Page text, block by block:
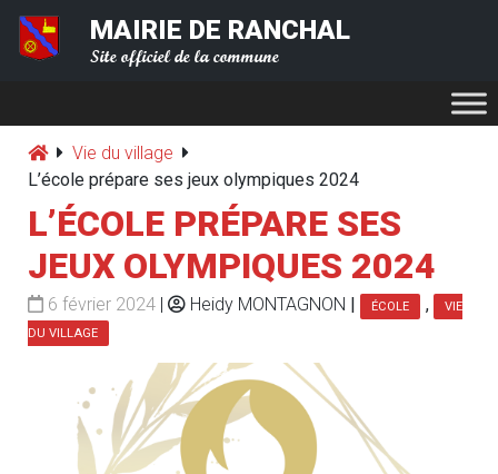
MAIRIE DE RANCHAL
Site officiel de la commune
Vie du village
L’école prépare ses jeux olympiques 2024
L’ÉCOLE PRÉPARE SES
JEUX OLYMPIQUES 2024
6 février 2024 | Heidy MONTAGNON | ÉCOLE ,
VIE
DU VILLAGE